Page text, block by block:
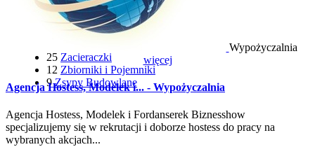
22 Wyciągarki i Windy
116 Wózki Widłowe
Wyrzynarki
25 Zacieraczki
12 Zbiorniki i Pojemniki
9 Zsypy Budowlane
Wypożyczalnia
więcej
Agencja Hostess, Modelek i... - Wypożyczalnia
Agencja Hostess, Modelek i Fordanserek Biznesshow
specjalizujemy się w rekrutacji i doborze hostess do pracy na
wybranych akcjach...